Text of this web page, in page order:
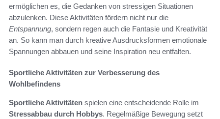
ermöglichen es, die Gedanken von stressigen Situationen
abzulenken. Diese Aktivitäten fördern nicht nur die
Entspannung, sondern regen auch die Fantasie und Kreativität
an. So kann man durch kreative Ausdrucksformen emotionale
Spannungen abbauen und seine Inspiration neu entfalten.
Sportliche Aktivitäten zur Verbesserung des
Wohlbefindens
Sportliche Aktivitäten spielen eine entscheidende Rolle im
Stressabbau durch Hobbys. Regelmäßige Bewegung setzt